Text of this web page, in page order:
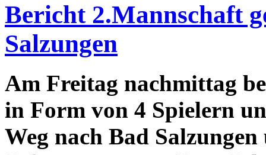
Bericht 2.Mannschaft
Salzungen
Am Freitag nachmittag
in Form von 4 Spielern
Weg nach Bad